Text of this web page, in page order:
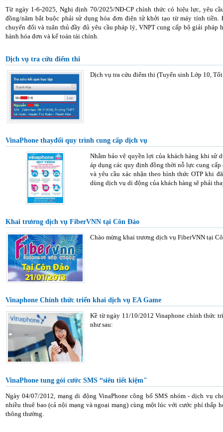
Từ ngày 1-6-2025, Nghị định 70/2025/NĐ-CP chính thức có hiệu lực, yêu
đồng/năm bắt buộc phải sử dụng hóa đơn điện tử khởi tạo từ máy tính
chuyển đổi và tuân thủ đầy đủ yêu cầu pháp lý, VNPT cung cấp bộ giải pháp
hành hóa đơn và kế toán tài chính.
Dịch vụ tra cứu điểm thi
Dịch vụ tra cứu điểm thi (Tuyển sinh Lớp 10,
VinaPhone thayđổi quy trình cung cấp dịch vụ
Nhằm bảo vệ quyền lợi của khách hàng khi sử
áp dụng các quy định đồng thời nỗ lực cung
và yêu cầu xác nhận theo hình thức OTP khi
dùng dịch vụ di động của khách hàng sẽ phải
Khai trương dịch vụ FiberVNN tại Côn Đảo
Chào mừng khai trương dịch vụ FiberVNN tại
Vinaphone Chính thức triển khai dịch vụ EA Game
Kề từ ngày 11/10/2012 Vinaphone chính thức
như sau:
VinaPhone tung gói cước SMS “siêu tiết kiệm"
Ngày 04/07/2012, mạng di động VinaPhone công bố SMS nhóm - dịch vụ
nhiều thuê bao (cả nội mạng và ngoại mạng) cùng một lúc với cước phí thấp
thông thường.